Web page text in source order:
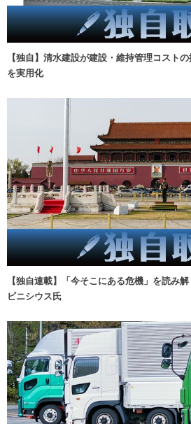
【独自】清水建設が建設・維持管理コスト
を実用化
【独自連載】「今そこにある危機」を読み
ビニシウス氏